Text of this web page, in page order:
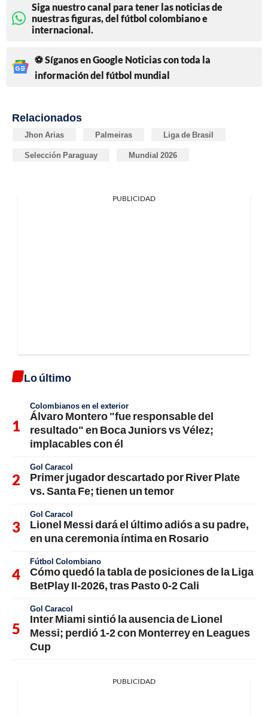
Siga nuestro canal para tener las noticias de
nuestras figuras, del fútbol colombiano e
internacional.
⚽ Síganos en Google Noticias con toda la
información del fútbol mundial
Relacionados
Jhon Arias Palmeiras Liga de Brasil
Selección Paraguay Mundial 2026
PUBLICIDAD
Lo último
Colombianos en el exterior
Álvaro Montero "fue responsable del
resultado" en Boca Juniors vs Vélez;
implacables con él
Gol Caracol
Primer jugador descartado por River Plate
vs. Santa Fe; tienen un temor
Gol Caracol
Lionel Messi dará el último adiós a su padre,
en una ceremonia íntima en Rosario
Fútbol Colombiano
Cómo quedó la tabla de posiciones de la Liga
BetPlay II-2026, tras Pasto 0-2 Cali
Gol Caracol
Inter Miami sintió la ausencia de Lionel
Messi; perdió 1-2 con Monterrey en Leagues
Cup
PUBLICIDAD